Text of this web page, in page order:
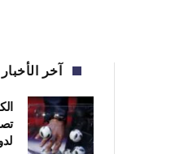
آخر الأخبار